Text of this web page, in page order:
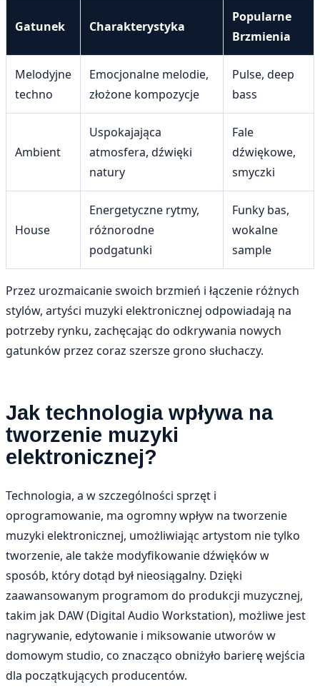
Gatunek Charakterystyka
Popularne
Brzmienia
Melodyjne
techno
Emocjonalne melodie,
złożone kompozycje
Pulse, deep
bass
Ambient
Uspokajająca
atmosfera, dźwięki
natury
Fale
dźwiękowe,
smyczki
House
Energetyczne rytmy,
różnorodne
podgatunki
Funky bas,
wokalne
sample
Przez urozmaicanie swoich brzmień i łączenie różnych
stylów, artyści muzyki elektronicznej odpowiadają na
potrzeby rynku, zachęcając do odkrywania nowych
gatunków przez coraz szersze grono słuchaczy.
Jak technologia wpływa na
tworzenie muzyki
elektronicznej?
Technologia, a w szczególności sprzęt i
oprogramowanie, ma ogromny wpływ na tworzenie
muzyki elektronicznej, umożliwiając artystom nie tylko
tworzenie, ale także modyfikowanie dźwięków w
sposób, który dotąd był nieosiągalny. Dzięki
zaawansowanym programom do produkcji muzycznej,
takim jak DAW (Digital Audio Workstation), możliwe jest
nagrywanie, edytowanie i miksowanie utworów w
domowym studio, co znacząco obniżyło barierę wejścia
dla początkujących producentów.